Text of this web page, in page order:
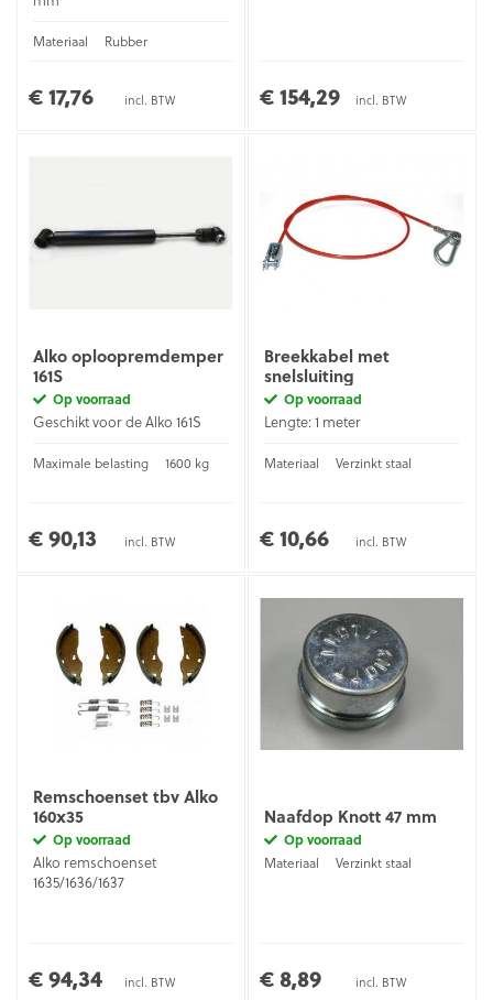
Materiaal Rubber
€ 17,76 incl. BTW € 154,29 incl. BTW
Alko oploopremdemper
161S
Op voorraad
Geschikt voor de Alko 161S
Maximale belasting 1600 kg
€ 90,13 incl. BTW
Breekkabel met
snelsluiting
Op voorraad
Lengte: 1 meter
Materiaal Verzinkt staal
€ 10,66 incl. BTW
Remschoenset tbv Alko
160x35
Op voorraad
Alko remschoenset
1635/1636/1637
€ 94,34 incl. BTW
Naafdop Knott 47 mm
Op voorraad
Materiaal
Verzinkt staal
€ 8,89 incl. BTW